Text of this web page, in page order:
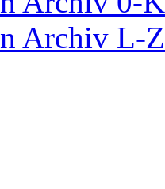
Archiv L-Z